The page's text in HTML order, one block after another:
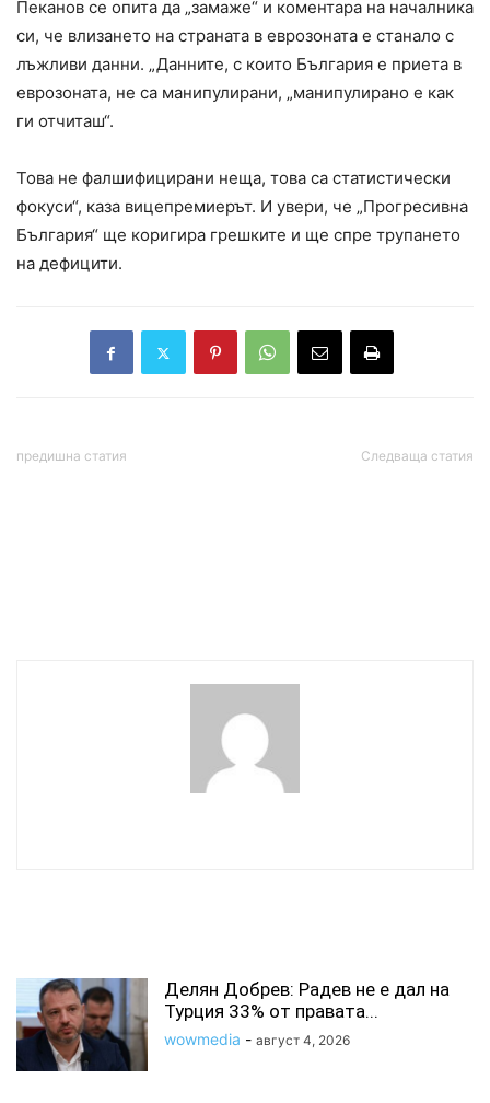
Пеканов се опита да „замаже“ и коментара на началника
си, че влизането на страната в еврозоната е станало с
лъжливи данни. „Данните, с които България е приета в
еврозоната, не са манипулирани, „манипулирано е как
ги отчиташ“.
Това не фалшифицирани неща, това са статистически
фокуси“, каза вицепремиерът. И увери, че „Прогресивна
България“ ще коригира грешките и ще спре трупането
на дефицити.
предишна статия Следваща статия
Делян Добрев: Радев не е дал на
Турция 33% от правата...
wowmedia - август 4, 2026